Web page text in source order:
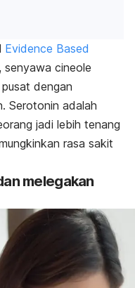
Evidence Based
, senyawa cineole
dengan
Serotonin adalah
jadi lebih tenang
rasa sakit
melegakan